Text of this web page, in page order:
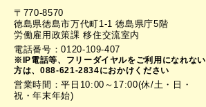
〒770-8570
徳島県徳島市万代町1-1 徳島県庁5階
労働雇用政策課 移住交流室内
電話番号：0120-109-407
※IP電話等、フリーダイヤルをご利用になれない
方は、088-621-2834におかけください
営業時間：平日10:00～17:00(休/土・日・
祝・年末年始)